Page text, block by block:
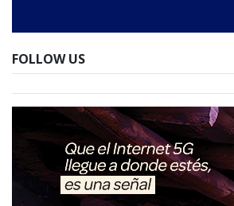
FOLLOW US